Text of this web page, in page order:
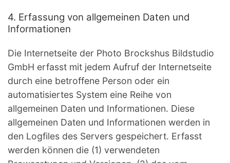
4. Erfassung von allgemeinen Daten und
Informationen
Die Internetseite der Photo Brockshus Bildstudio
GmbH erfasst mit jedem Aufruf der Internetseite
durch eine betroffene Person oder ein
automatisiertes System eine Reihe von
allgemeinen Daten und Informationen. Diese
allgemeinen Daten und Informationen werden in
den Logfiles des Servers gespeichert. Erfasst
werden können die (1) verwendeten